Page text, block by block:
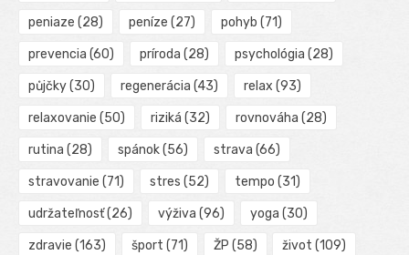
peniaze (28) peníze (27) pohyb (71)
prevencia (60) príroda (28) psychológia (28)
půjčky(30) regenerácia (43) relax (93)
relaxovanie (50) riziká (32) rovnováha (28)
rutina (28) spánok(56) strava (66)
stravovanie (71) stres (52) tempo (31)
udržateľnosť(26) výživa (96) yoga (30)
zdravie (163) šport (71) ŽP (58) život (109)